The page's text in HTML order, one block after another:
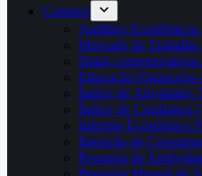
Connect
Análises
Mercado de
Datas
Educação Financeira
Índice de Atividades
Índice de Confiança
Informe Econômico
Intenção de
Pesquisa de